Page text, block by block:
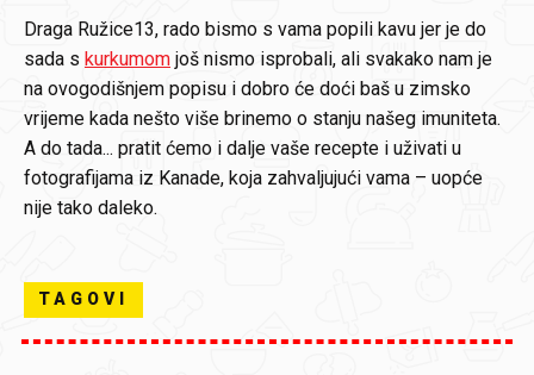
Draga Ružice13, rado bismo s vama popili kavu jer je do
sada s kurkumom još nismo isprobali, ali svakako nam je
na ovogodišnjem popisu i dobro će doći baš u zimsko
vrijeme kada nešto više brinemo o stanju našeg imuniteta.
A do tada... pratit ćemo i dalje vaše recepte i uživati u
fotografijama iz Kanade, koja zahvaljujući vama – uopće
nije tako daleko.
TAGOVI